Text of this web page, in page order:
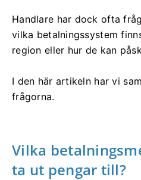
Handlare har dock ofta
vilka betalningssystem
region eller hur de kan
I den här artikeln har vi
frågorna.
Vilka
ta ut pengar till?